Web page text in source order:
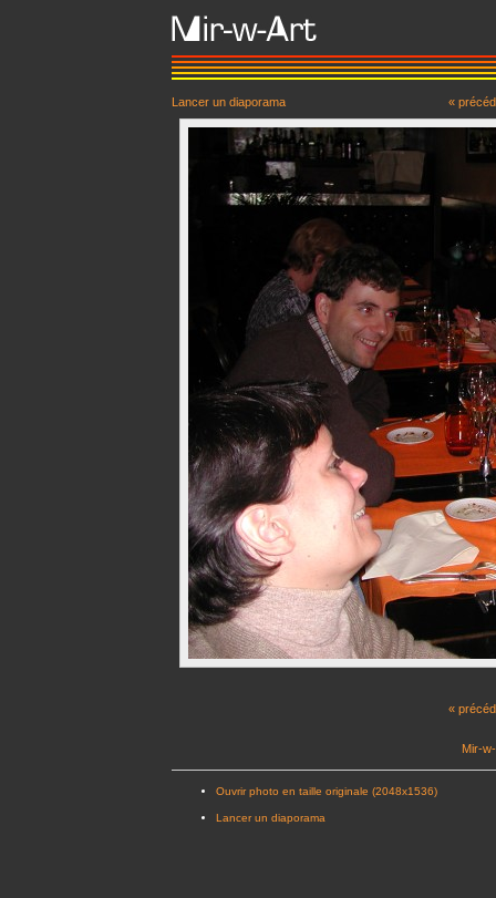
Lancer un diaporama «
«
Mir-
Ouvrir photo en taille originale (2048x1536)
Lancer un diaporama